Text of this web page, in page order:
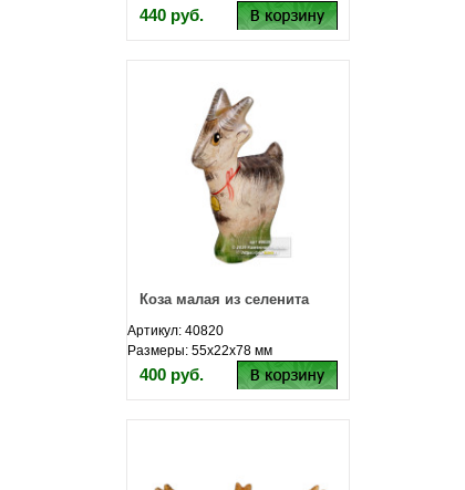
440 руб.
Коза малая из селенита
Артикул: 40820
Размеры: 55х22х78 мм
400 руб.